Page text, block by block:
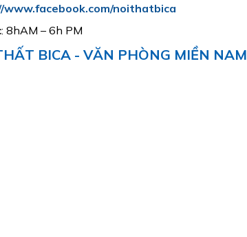
noithatbica
: 8hAM – 6h PM
BICA - VĂN PHÒNG MIỀN NAM